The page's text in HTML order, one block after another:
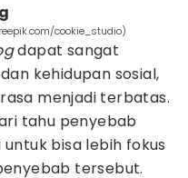
cookie_studio)
dapat sangat
kehidupan sosial,
menjadi terbatas.
tahu penyebab
bisa lebih fokus
tersebut.